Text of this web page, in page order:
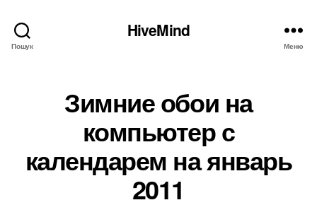
Пошук
HiveMind
Меню
Зимние обои на
компьютер с
календарем на январь
2011